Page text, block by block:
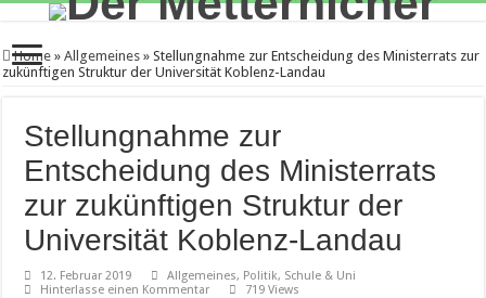
Home » Allgemeines » Stellungnahme zur Entscheidung des Ministerrats zur
zukünftigen Struktur der Universität Koblenz-Landau
Stellungnahme zur
Entscheidung des Ministerrats
zur zukünftigen Struktur der
Universität Koblenz-Landau
12. Februar 2019 Allgemeines, Politik, Schule & Uni
Hinterlasse einen Kommentar
719 Views